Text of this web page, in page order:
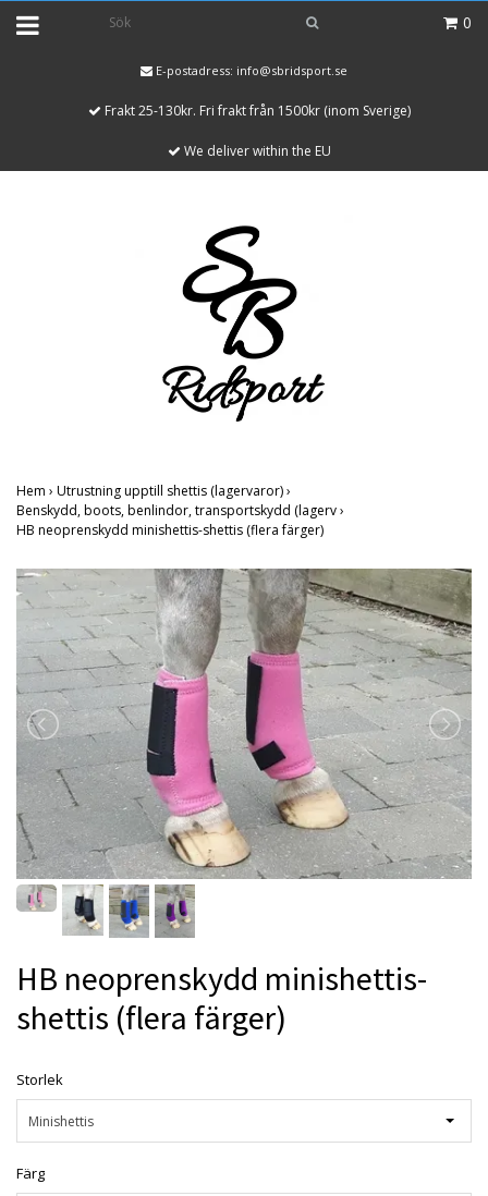
0
E-postadress: info@sbridsport.se
Frakt 25-130kr. Fri frakt från 1500kr (inom Sverige)
We deliver within the EU
Hem › Utrustning upptill shettis (lagervaror)›
Benskydd, boots, benlindor, transportskydd (lagerv›
HB neoprenskydd minishettis-shettis (flera färger)
HB neoprenskydd minishettis-
shettis (flera färger)
Storlek
Minishettis
Färg